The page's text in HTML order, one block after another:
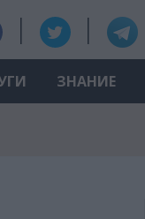
ЗНАНИЕ